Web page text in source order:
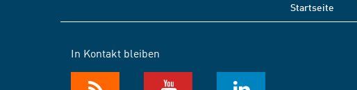
Startseite
In Kontakt bleiben